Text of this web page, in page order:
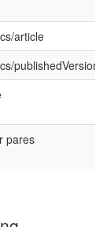
article
publishedVersion
pares